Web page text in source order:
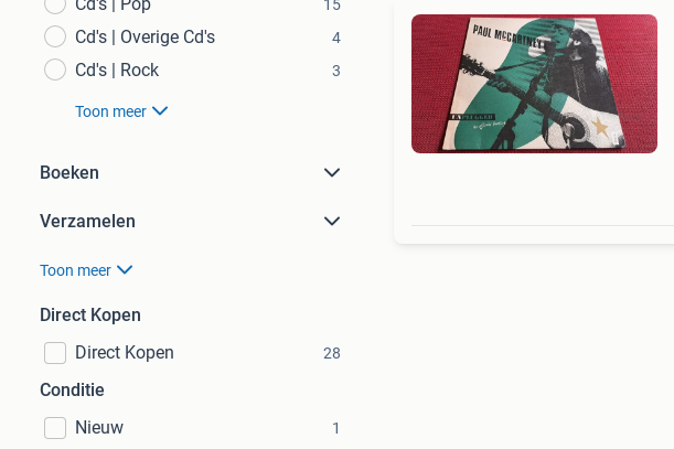
15
Cd's | Overige Cd's 4
Cd's | Rock 3
Toon meer
Boeken
Verzamelen
Toon meer
Direct Kopen
Direct Kopen
28
Conditie
Nieuw
1